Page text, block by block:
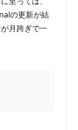
の更新が結
月跨ぎで一